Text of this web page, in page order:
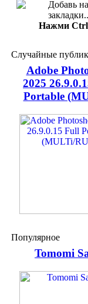
Нажми
Случайные
Adobe
2025
Portable
Популярное
Tomomi